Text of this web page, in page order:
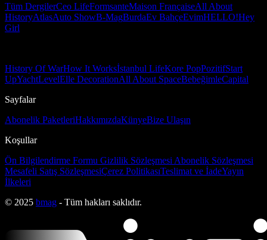
Tüm DergilerCeo LifeFormsanteMaison FrançaiseAll About
HistoryAtlasAuto ShowB-MagBurdaEv BahçeEvimHELLO!Hey
Girl
History Of WarHow It Worksİstanbul LifeKore PopPozitifStart
UpYachtLevelElle DecorationAll About SpaceBebeğimleCapital
Sayfalar
Abonelik PaketleriHakkımızdaKünyeBize Ulaşın
Koşullar
Ön Bilgilendirme Formu Gizlilik Sözleşmesi Abonelik Sözleşmesi
Mesafeli Satış SözleşmesiÇerez PolitikasıTeslimat ve İadeYayın
İlkeleri
© 2025 bmag - Tüm hakları saklıdır.